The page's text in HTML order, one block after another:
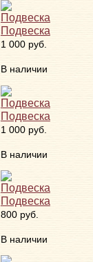
Подвеска
1 000 руб.
В наличии
Подвеска
1 000 руб.
В наличии
Подвеска
800 руб.
В наличии